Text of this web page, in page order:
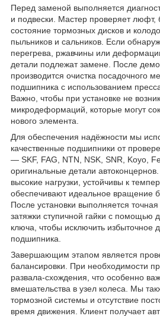
Перед заменой выполняется
и подвески. Мастер проверяет люфт,
состояние тормозных дисков и
пыльников и сальников. Если
перегрева, ржавчины или
детали подлежат замене. После
производится очистка посадочного
подшипника с использованием
Важно, чтобы при установке не
микродеформаций, которые могут
нового элемента.
Для обеспечения надёжности мы
качественные подшипники от
— SKF, FAG, NTN, NSK, SNR, Koyo,
оригинальные детали
высокие нагрузки, устойчивы к
обеспечивают идеальное вращение
После установки выполняется
затяжки ступичной гайки с помощью
ключа, чтобы исключить избыточное
подшипника.
Завершающим этапом является
балансировки. При необходимости
развала-схождения, что особенно
вмешательства в узел колеса. Мы
тормозной системы и отсутствие
время движения. Клиент получает